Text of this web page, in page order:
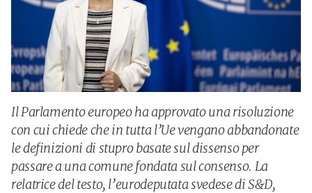
Il Parlamento europeo ha approvato una risoluzione
con cui chiede che in tutta l’Ue vengano abbandonate
le definizioni di stupro basate sul dissenso per
passare a una comune fondata sul consenso. La
relatrice del testo, l’eurodeputata svedese di S&D,